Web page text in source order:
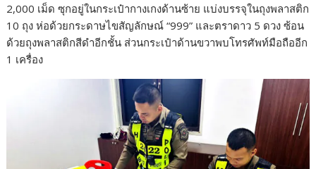
2,000 เม็ด ซุกอยู่ในกระเป๋ากางเกงด้านซ้าย แบ่งบรรจุในถุงพลาสติก
10 ถุง ห่อด้วยกระดาษไขสัญลักษณ์ “999” และตราดาว 5 ดวง ซ้อน
ด้วยถุงพลาสติกสีดำอีกชั้น ส่วนกระเป๋าด้านขวาพบโทรศัพท์มือถืออีก
1 เครื่อง